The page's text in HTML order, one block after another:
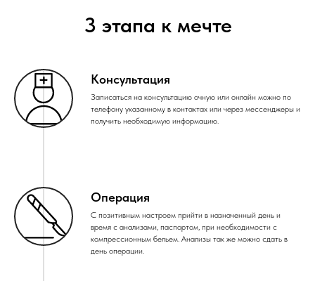
3 этапа к мечте
Консультация
Записаться на консультацию очную или онлайн можно по
телефону указанному в контактах или через мессенджеры и
получить необходимую информацию.
Операция
С позитивным настроем прийти в назначенный день и
время с анализами, паспортом, при необходимости с
компрессионным бельем. Анализы так же можно сдать в
день операции.